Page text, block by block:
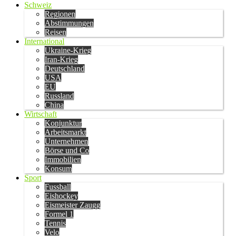
Schweiz
Regionen
Abstimmungen
Reisen
International
Ukraine-Krieg
Iran-Krieg
Deutschland
USA
EU
Russland
China
Wirtschaft
Konjunktur
Arbeitsmarkt
Unternehmen
Börse und Co
Immobilien
Konsum
Sport
Fussball
Eishockey
Eismeister Zaugg
Formel 1
Tennis
Velo